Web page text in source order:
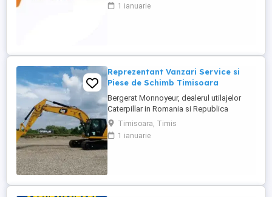
dedicate mediului office. Zonă
1 ianuarie
Reprezentant Vanzari Service si
Piese de Schimb Timisoara
Bergerat Monnoyeur, dealerul utilajelor
Caterpillar in Romania si Republica
Moldova, angajeaza Reprezentant Vanzari
Service si Piese de Schimb, pentru divizia
de utilaje. Cerinte: Studii superioare în
Timisoara, Timis
1 ianuarie